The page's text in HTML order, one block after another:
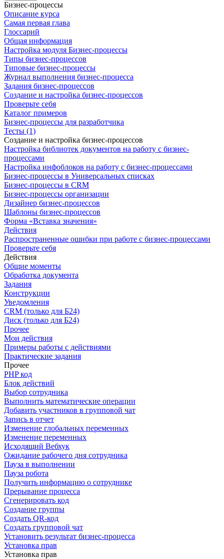
Бизнес-процессы
Описание курса
Самая первая глава
Глоссарий
Общая информация
Настройка модуля Бизнес-процессы
Типы бизнес-процессов
Типовые бизнес-процессы
Журнал выполнения бизнес-процесса
Задания бизнес-процессов
Создание и настройка бизнес-процессов
Проверьте себя
Каталог примеров
Бизнес-процессы для разработчика
Тесты (1)
Создание и настройка бизнес-процессов
Настройка библиотек документов на работу с бизнес-
процессами
Настройка инфоблоков на работу с бизнес-процессами
Бизнес-процессы в Универсальных списках
Бизнес-процессы в CRM
Бизнес-процессы организации
Дизайнер бизнес-процессов
Шаблоны бизнес-процессов
Форма «Вставка значения»
Действия
Распространенные ошибки при работе с бизнес-процессами
Проверьте себя
Действия
Общие моменты
Обработка документа
Задания
Конструкции
Уведомления
CRM (только для Б24)
Диск (только для Б24)
Прочее
Мои действия
Примеры работы с действиями
Практические задания
Прочее
PHP код
Блок действий
Выбор сотрудника
Выполнить математические операции
Добавить участников в групповой чат
Запись в отчет
Изменение глобальных переменных
Изменение переменных
Исходящий Вебхук
Ожидание рабочего дня сотрудника
Пауза в выполнении
Пауза робота
Получить информацию о сотруднике
Прерывание процесса
Сгенерировать код
Создание группы
Создать QR-код
Создать групповой чат
Установить результат бизнес-процесса
Установка прав
Установка прав